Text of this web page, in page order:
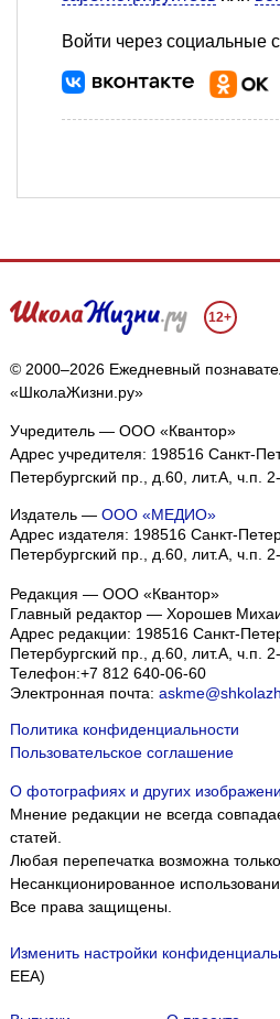
Войти через социальные
12+
© 2000–2026 Ежедневный
«ШколаЖизни.ру»
Учредитель — ООО «Квантор»
Адрес учредителя: 198516 Санкт-
Петербургский пр., д.60, лит.А, ч.п.
Издатель — ООО «МЕДИО»
Адрес издателя: 198516 Санкт-
Петербургский пр., д.60, лит.А, ч.п.
Редакция — ООО «Квантор»
Главный редактор — Хорошев
Адрес редакции: 198516 Санкт-
Петербургский пр., д.60, лит.А, ч.п.
Телефон:+7 812 640-06-60
Электронная почта:
Политика конфиденциальности
Пользовательское соглашение
О фотографиях и других
Мнение редакции не всегда
статей.
Любая перепечатка возможна только
Несанкционированное
Все права защищены.
Изменить настройки
EEA)